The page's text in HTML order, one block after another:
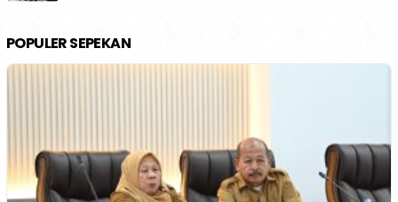
POPULER SEPEKAN